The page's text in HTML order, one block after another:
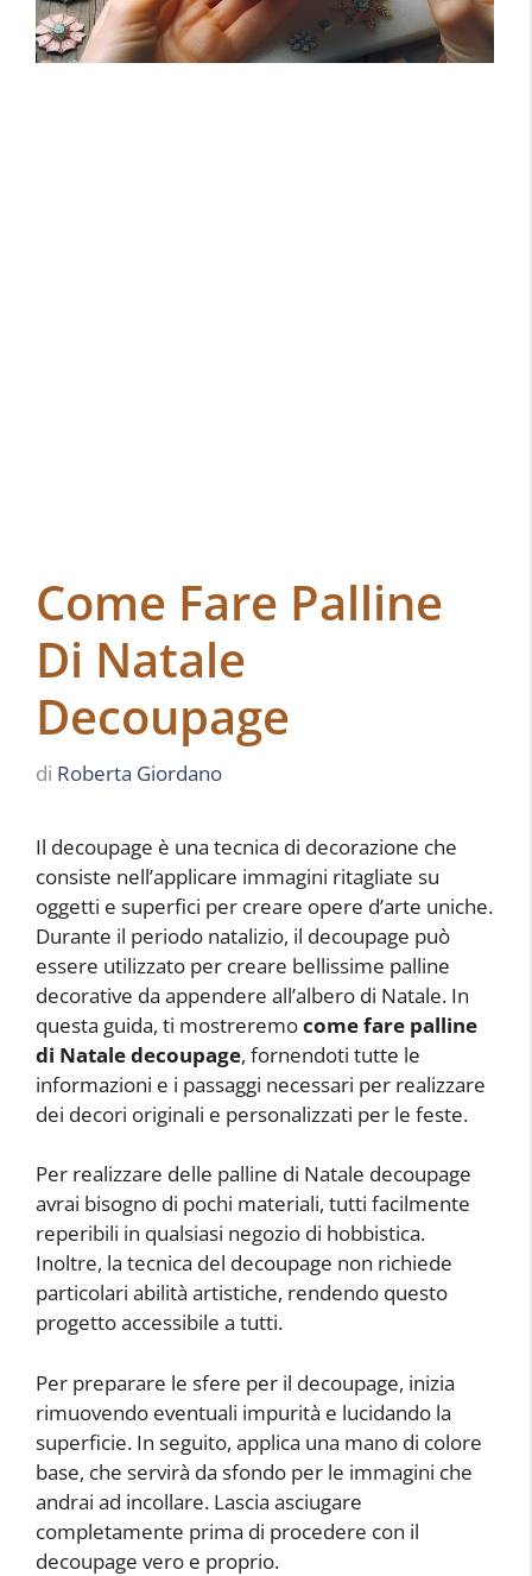
Come Fare Palline
Di Natale
Decoupage
di Roberta Giordano
Il decoupage è una tecnica di decorazione che
consiste nell’applicare immagini ritagliate su
oggetti e superfici per creare opere d’arte uniche.
Durante il periodo natalizio, il decoupage può
essere utilizzato per creare bellissime palline
decorative da appendere all’albero di Natale. In
questa guida, ti mostreremocome fare palline
di Natale decoupage, fornendoti tutte le
informazioni e i passaggi necessari per realizzare
dei decori originali e personalizzati per le feste.
Per realizzare delle palline di Natale decoupage
avrai bisogno di pochi materiali, tutti facilmente
reperibili in qualsiasi negozio di hobbistica.
Inoltre, la tecnica del decoupage non richiede
particolari abilità artistiche, rendendo questo
progetto accessibile a tutti.
Per preparare le sfere per il decoupage, inizia
rimuovendo eventuali impurità e lucidando la
superficie. In seguito, applica una mano di colore
base, che servirà da sfondo per le immagini che
andrai ad incollare. Lascia asciugare
completamente prima di procedere con il
decoupage vero e proprio.